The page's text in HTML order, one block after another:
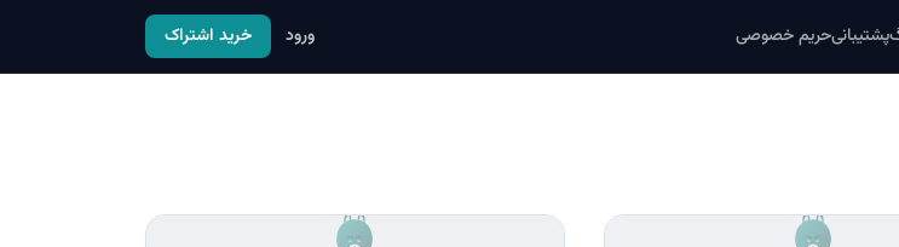
پشتیبانیحریم خصوصی ورود خرید اشتراک